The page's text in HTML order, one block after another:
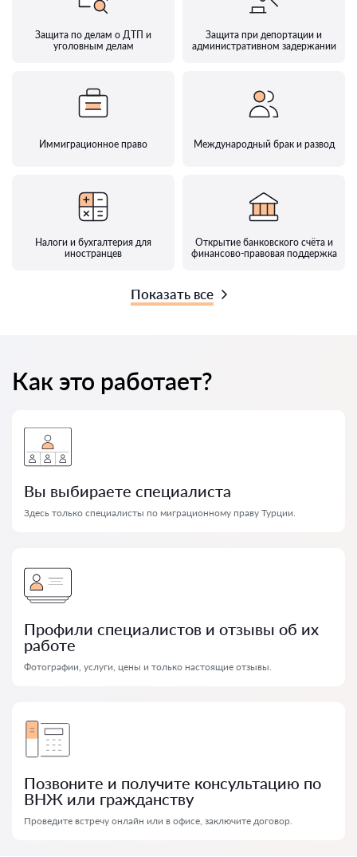
Защита по делам о ДТП и
уголовным делам
Защита при депортации и
административном задержании
Иммиграционное право Международный брак и развод
Налоги и бухгалтерия для
иностранцев
Открытие банковского счёта и
финансово-правовая поддержка
Показать все
Как это работает?
Вы выбираете специалиста
Здесь только специалисты по миграционному праву Турции.
Профили специалистов и отзывы об их
работе
Фотографии, услуги, цены и только настоящие отзывы.
Позвоните и получите консультацию по
ВНЖ или гражданству
Проведите встречу онлайн или в офисе, заключите договор.